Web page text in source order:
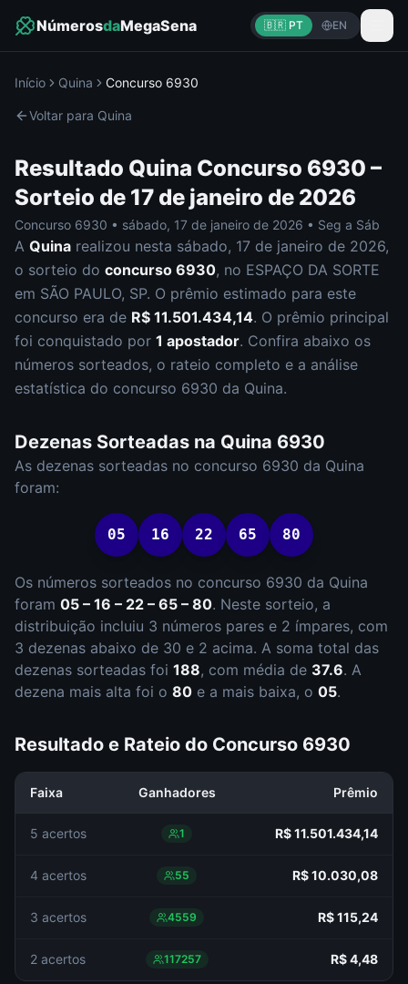
NúmerosdaMegaSena 🇧🇷 PT EN
Início Quina Concurso 6930
Voltar para Quina
Resultado Quina Concurso 6930 –
Sorteio de 17 de janeiro de 2026
Concurso 6930 • sábado, 17 de janeiro de 2026 • Seg a Sáb
A Quina realizou nesta sábado, 17 de janeiro de 2026,
o sorteio do concurso 6930, no ESPAÇO DA SORTE
em SÃO PAULO, SP. O prêmio estimado para este
concurso era de R$ 11.501.434,14. O prêmio principal
foi conquistado por 1 apostador. Confira abaixo os
números sorteados, o rateio completo e a análise
estatística do concurso 6930 da Quina.
Dezenas Sorteadas na Quina 6930
As dezenas sorteadas no concurso 6930 da Quina
foram:
05 16 22 65 80
Os números sorteados no concurso 6930 da Quina
foram 05 – 16 – 22 – 65 – 80. Neste sorteio, a
distribuição incluiu 3 números pares e 2 ímpares, com
3 dezenas abaixo de 30 e 2 acima. A soma total das
dezenas sorteadas foi 188, com média de 37.6. A
dezena mais alta foi o 80 e a mais baixa, o 05.
Resultado e Rateio do Concurso 6930
Faixa Ganhadores Prêmio
5 acertos 1 R$ 11.501.434,14
4 acertos 55 R$ 10.030,08
3 acertos 4559 R$ 115,24
2 acertos 117257 R$ 4,48